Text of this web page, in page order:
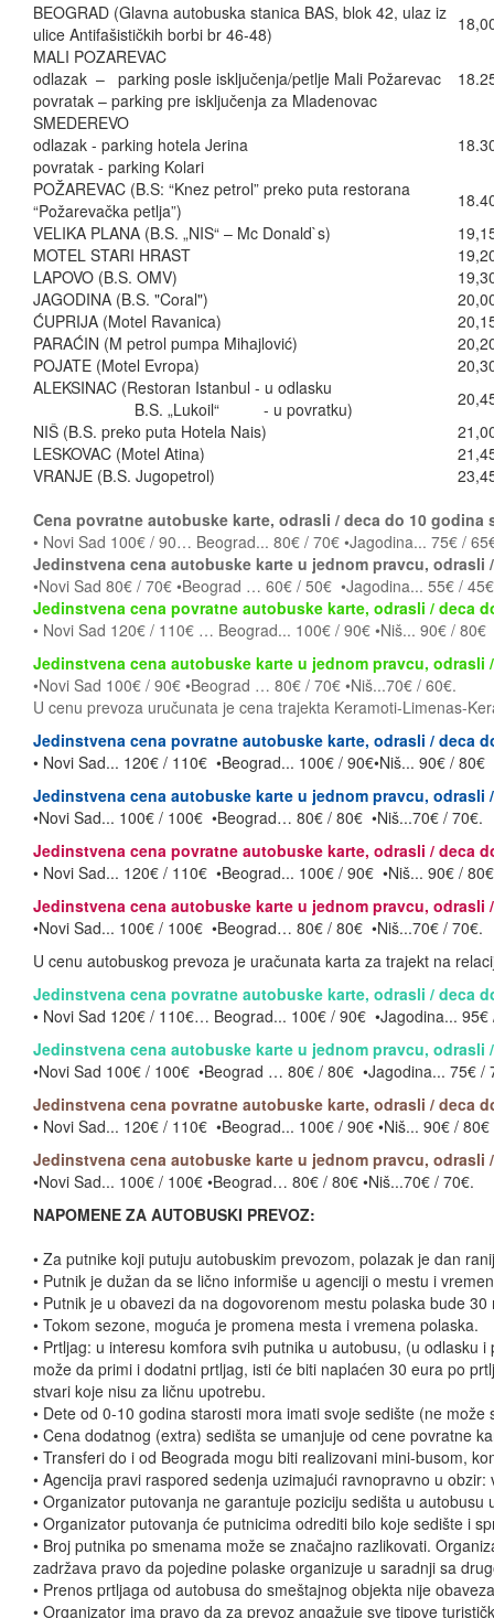
BEOGRAD (Glavna autobuska stanica BAS, blok 42, ulaz iz
ulice Antifašističkih borbi br 46-48)
MALI POZAREVAC
odlazak – parking posle isključenja/petlje Mali Požarevac
povratak – parking pre isključenja za Mladenovac
SMEDEREVO
odlazak - parking hotela Jerina
povratak - parking Kolari
POŽAREVAC (B.S: “Knez petrol” preko puta restorana
“Požarevačka petlja”)
VELIKA PLANA (B.S. „NIS“ – Mc Donald`s)
MOTEL STARI HRAST
LAPOVO (B.S. OMV)
JAGODINA (B.S. "Coral")
ĆUPRIJA (Motel Ravanica)
PARAĆIN (M petrol pumpa Mihajlović)
POJATE (Motel Evropa)
ALEKSINAC (Restoran Istanbul - u odlasku
B.S. „Lukoil“ - u povratku)
NIŠ (B.S. preko puta Hotela Nais)
LESKOVAC (Motel Atina)
VRANJE (B.S. Jugopetrol)
Cena povratne autobuske karte, odrasli / deca do 10 godina
• Novi Sad 100€ / 90… Beograd... 80€ / 70€ •Jagodina... 75€ /
Jedinstvena cena autobuske karte u jednom pravcu, odrasli
•Novi Sad 80€ / 70€ •Beograd … 60€ / 50€ •Jagodina... 55€ /
Jedinstvena cena povratne autobuske karte, odrasli / deca
• Novi Sad 120€ / 110€ … Beograd... 100€ / 90€ •Niš... 90€ / 80€
Jedinstvena cena autobuske karte u jednom pravcu, odrasli
•Novi Sad 100€ / 90€ •Beograd … 80€ / 70€ •Niš...70€ / 60€.
U cenu prevoza uručunata je cena trajekta Keramoti-Limenas-
Jedinstvena cena povratne autobuske karte, odrasli / deca
• Novi Sad... 120€ / 110€ •Beograd... 100€ / 90€•Niš... 90€ / 80€
Jedinstvena cena autobuske karte u jednom pravcu,
•Novi Sad... 100€ / 100€ •Beograd… 80€ / 80€ •Niš...70€ / 70€.
Jedinstvena cena povratne autobuske karte, odrasli / deca
• Novi Sad... 120€ / 110€ •Beograd... 100€ / 90€ •Niš... 90€ / 80€
Jedinstvena cena autobuske karte u jednom pravcu,
•Novi Sad... 100€ / 100€ •Beograd… 80€ / 80€ •Niš...70€ / 70€.
U cenu autobuskog prevoza je uračunata karta za trajekt na
Jedinstvena cena povratne autobuske karte, odrasli / deca
• Novi Sad 120€ / 110€… Beograd... 100€ / 90€ •Jagodina...
Jedinstvena cena autobuske karte u jednom pravcu,
•Novi Sad 100€ / 100€ •Beograd … 80€ / 80€ •Jagodina... 75€
Jedinstvena cena povratne autobuske karte, odrasli / deca
• Novi Sad... 120€ / 110€ •Beograd... 100€ / 90€ •Niš... 90€ / 80€
Jedinstvena cena autobuske karte u jednom pravcu, odrasli
•Novi Sad... 100€ / 100€ •Beograd… 80€ / 80€ •Niš...70€ / 70€.
NAPOMENE ZA AUTOBUSKI PREVOZ:
• Za putnike koji putuju autobuskim prevozom, polazak je dan
• Putnik je dužan da se lično informiše u agenciji o mestu i
• Putnik je u obavezi da na dogovorenom mestu polaska bude
• Tokom sezone, moguća je promena mesta i vremena polaska.
• Prtljag: u interesu komfora svih putnika u autobusu, (u
može da primi i dodatni prtljag, isti će biti naplaćen 30 eura po
stvari koje nisu za ličnu upotrebu.
• Dete od 0-10 godina starosti mora imati svoje sedište (ne može
• Cena dodatnog (extra) sedišta se umanjuje od cene povratne
• Transferi do i od Beograda mogu biti realizovani mini-busom,
• Agencija pravi raspored sedenja uzimajući ravnopravno u
• Organizator putovanja ne garantuje poziciju sedišta u
• Organizator putovanja će putnicima odrediti bilo koje sedište i
• Broj putnika po smenama može se značajno razlikovati.
zadržava pravo da pojedine polaske organizuje u saradnji sa
• Prenos prtljaga od autobusa do smeštajnog objekta nije
• Organizator ima pravo da za prevoz angažuje sve tipove